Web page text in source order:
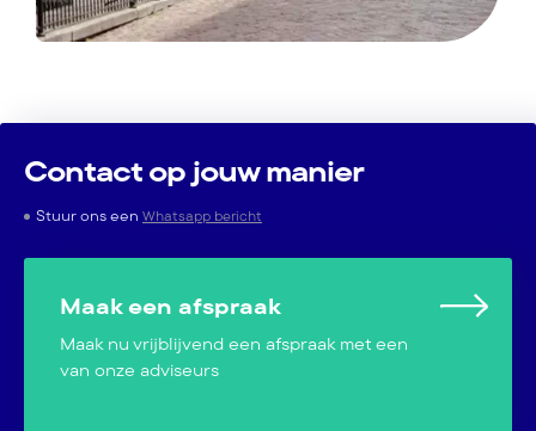
Contact op jouw manier
Stuur ons een Whatsapp bericht
Maak een afspraak
Maak nu vrijblijvend een afspraak met een
van onze adviseurs